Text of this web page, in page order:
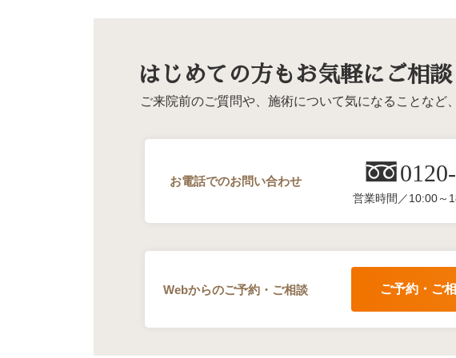
はじめての方もお気軽にご相談
ご来院前のご質問や、施術について気になることなど
お電話でのお問い合わせ
営業時間／10:00～
Webからのご予約・ご相談 ご予約・ご